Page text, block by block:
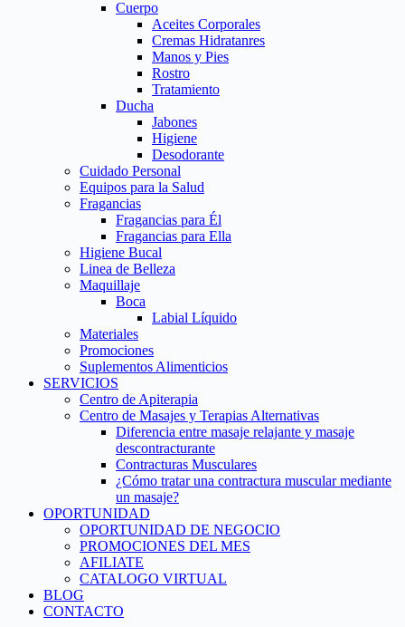
Cuerpo
Aceites Corporales
Cremas Hidratanres
Manos y Pies
Rostro
Tratamiento
Ducha
Jabones
Higiene
Desodorante
Cuidado Personal
Equipos para la Salud
Fragancias
Fragancias para Él
Fragancias para Ella
Higiene Bucal
Linea de Belleza
Maquillaje
Boca
Labial Líquido
Materiales
Promociones
Suplementos Alimenticios
SERVICIOS
Centro de Apiterapia
Centro de Masajes y Terapias Alternativas
Diferencia entre masaje relajante y masaje
descontracturante
Contracturas Musculares
¿Cómo tratar una contractura muscular mediante
un masaje?
OPORTUNIDAD
OPORTUNIDAD DE NEGOCIO
PROMOCIONES DEL MES
AFILIATE
CATALOGO VIRTUAL
BLOG
CONTACTO